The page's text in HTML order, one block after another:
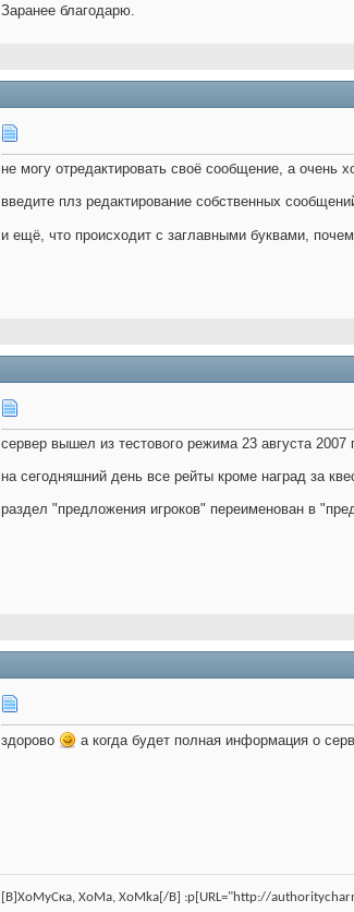
Заранее благодарю.
не могу отредактировать своё сообщение, а очень
введите плз редактирование собственных
и ещё, что происходит с заглавными буквами,
сервер вышел из тестового режима 23 августа 2007
на сегодняшний день все рейты кроме наград за
раздел "предложения игроков" переименован в
здорово а когда будет полная информация о
[B]ХоМуСка, ХоМа, ХоMka[/B] :p[URL="http://